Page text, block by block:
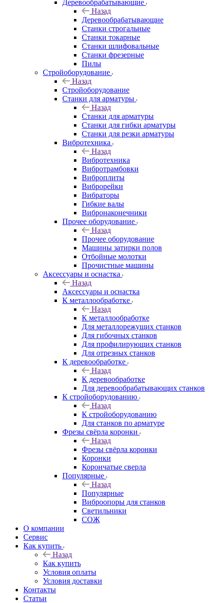
Деревообрабатывающие
Назад
Деревообрабатывающие
Станки строгальные
Станки токарные
Станки шлифовальные
Станки фрезерные
Пилы
Стройоборудование
Назад
Стройоборудование
Станки для арматуры
Назад
Станки для арматуры
Станки для гибки арматуры
Станки для резки арматуры
Вибротехника
Назад
Вибротехника
Вибротрамбовки
Виброплиты
Виброрейки
Вибраторы
Гибкие валы
Вибронаконечники
Прочее оборудование
Назад
Прочее оборудование
Машины затирки полов
Отбойные молотки
Прочистные машины
Аксeccyapы и оснастка
Назад
Аксeccyapы и оснастка
К металлообработке
Назад
К металлообработке
Для металлорежущих станков
Для гибочных станков
Для профилирующих станков
Для отрезных станков
К деревообработке
Назад
К деревообработке
Для деревообрабатывающих станков
К стройоборудованию
Назад
К стройоборудованию
Для станков по арматуре
Фрезы свёрла коронки
Назад
Фрезы свёрла коронки
Коронки
Корончатые сверла
Популярные
Назад
Популярные
Виброопоры для станков
Светильники
СОЖ
О компании
Сервис
Как купить
Назад
Как купить
Условия оплаты
Условия доставки
Контакты
Статьи